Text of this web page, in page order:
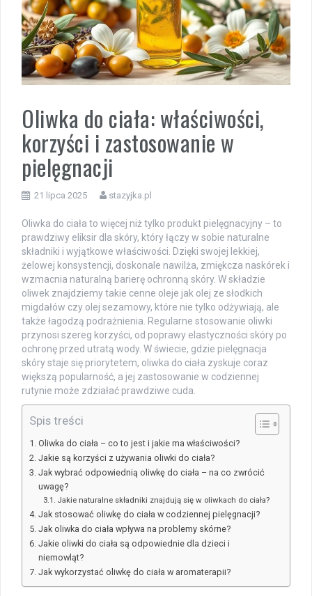
Oliwka do ciała: właściwości,
korzyści i zastosowanie w
pielęgnacji
21 lipca 2025 stazyjka.pl
Oliwka do ciała to więcej niż tylko produkt pielęgnacyjny – to
prawdziwy eliksir dla skóry, który łączy w sobie naturalne
składniki i wyjątkowe właściwości. Dzięki swojej lekkiej,
żelowej konsystencji, doskonale nawilża, zmiękcza naskórek i
wzmacnia naturalną barierę ochronną skóry. W składzie
oliwek znajdziemy takie cenne oleje jak olej ze słodkich
migdałów czy olej sezamowy, które nie tylko odżywiają, ale
także łagodzą podrażnienia. Regularne stosowanie oliwki
przynosi szereg korzyści, od poprawy elastyczności skóry po
ochronę przed utratą wody. W świecie, gdzie pielęgnacja
skóry staje się priorytetem, oliwka do ciała zyskuje coraz
większą popularność, a jej zastosowanie w codziennej
rutynie może zdziałać prawdziwe cuda.
Spis treści
Oliwka do ciała – co to jest i jakie ma właściwości?
Jakie są korzyści z używania oliwki do ciała?
Jak wybrać odpowiednią oliwkę do ciała – na co zwrócić
uwagę?
Jakie naturalne składniki znajdują się w oliwkach do ciała?
Jak stosować oliwkę do ciała w codziennej pielęgnacji?
Jak oliwka do ciała wpływa na problemy skórne?
Jakie oliwki do ciała są odpowiednie dla dzieci i
niemowląt?
Jak wykorzystać oliwkę do ciała w aromaterapii?